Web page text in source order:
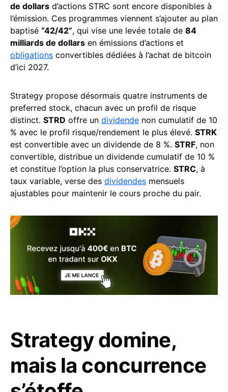
de dollars d’actions STRC sont encore disponibles à
l’émission. Ces programmes viennent s’ajouter au plan
baptisé “42/42”, qui vise une levée totale de 84
milliards de dollars en émissions d’actions et
obligations convertibles dédiées à l’achat de bitcoin
d’ici 2027.
Strategy propose désormais quatre instruments de
preferred stock, chacun avec un profil de risque
distinct. STRD offre un dividende non cumulatif de 10
% avec le profil risque/rendement le plus élevé. STRK
est convertible avec un dividende de 8 %. STRF, non
convertible, distribue un dividende cumulatif de 10 %
et constitue l’option la plus conservatrice. STRC, à
taux variable, verse des dividendes mensuels
ajustables pour maintenir le cours proche du pair.
Strategy domine,
mais la concurrence